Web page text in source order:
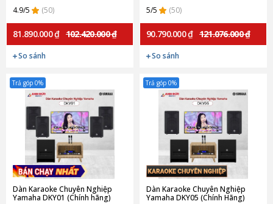
4.9/5
(50)
81.890.000 ₫ 102.420.000 ₫
So sánh
5/5
(50)
90.790.000 ₫ 121.076.000 ₫
So sánh
Trả góp 0%
Dàn Karaoke Chuyên Nghiệp
Yamaha DKY01 (Chính hãng)
Trả góp 0%
Dàn Karaoke Chuyên Nghiệp
Yamaha DKY05 (Chính Hãng)